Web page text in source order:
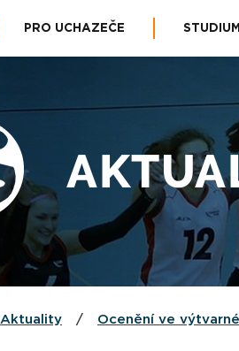
PRO UCHAZEČE STUDIUM
Aktuality / Ocenění ve